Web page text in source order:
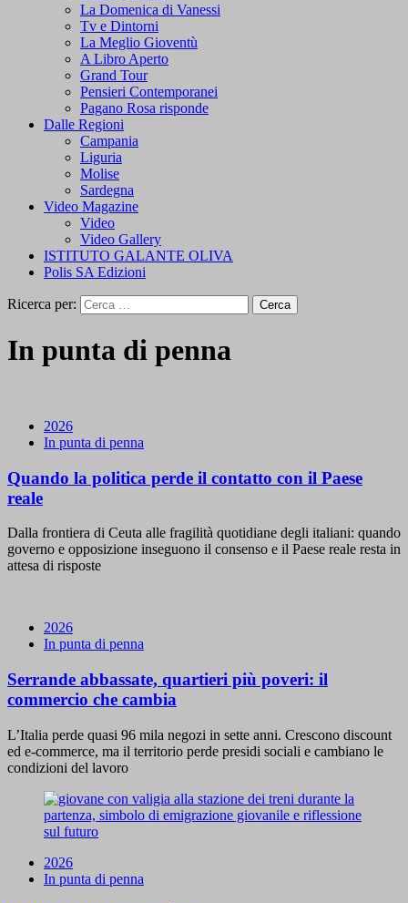
La Domenica di Vanessi
Tv e Dintorni
La Meglio Gioventù
A Libro Aperto
Grand Tour
Pensieri Contemporanei
Pagano Rosa risponde
Dalle Regioni
Campania
Liguria
Molise
Sardegna
Video Magazine
Video
Video Gallery
ISTITUTO GALANTE OLIVA
Polis SA Edizioni
Ricerca per:
In punta di penna
2026
In punta di penna
Quando la politica perde il contatto con il Paese
reale
Dalla frontiera di Ceuta alle fragilità quotidiane degli italiani: quando
governo e opposizione inseguono il consenso e il Paese reale resta in
attesa di risposte
2026
In punta di penna
Serrande abbassate, quartieri più poveri: il
commercio che cambia
L’Italia perde quasi 96 mila negozi in sette anni. Crescono discount
ed e-commerce, ma il territorio perde presidi sociali e cambiano le
condizioni del lavoro
2026
In punta di penna